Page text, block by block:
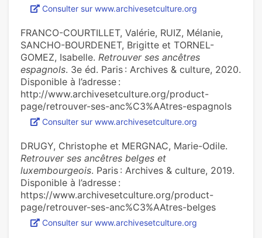
Consulter sur www.archivesetculture.org
FRANCO-COURTILLET, Valérie, RUIZ, Mélanie,
SANCHO-BOURDENET, Brigitte et TORNEL-
GOMEZ, Isabelle. Retrouver ses ancêtres
espagnols. 3e éd. Paris : Archives & culture, 2020.
Disponible à l’adresse :
http://www.archivesetculture.org/product-
page/retrouver-ses-anc%C3%AAtres-espagnols
Consulter sur www.archivesetculture.org
DRUGY, Christophe et MERGNAC, Marie-Odile.
Retrouver ses ancêtres belges et
luxembourgeois. Paris : Archives & culture, 2019.
Disponible à l’adresse :
https://www.archivesetculture.org/product-
page/retrouver-ses-anc%C3%AAtres-belges
Consulter sur www.archivesetculture.org